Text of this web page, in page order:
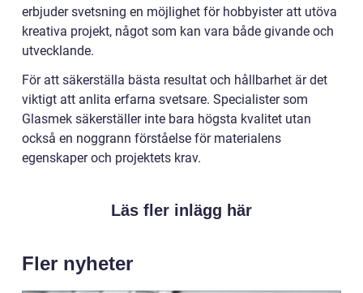
erbjuder svetsning en möjlighet för hobbyister att utöva
kreativa projekt, något som kan vara både givande och
utvecklande.
För att säkerställa bästa resultat och hållbarhet är det
viktigt att anlita erfarna svetsare. Specialister som
Glasmek säkerställer inte bara högsta kvalitet utan
också en noggrann förståelse för materialens
egenskaper och projektets krav.
Läs fler inlägg här
Fler nyheter